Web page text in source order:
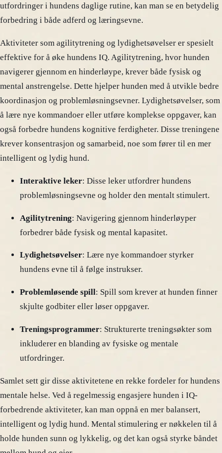
utfordringer i hundens daglige rutine, kan man se en betydelig
forbedring i både adferd og læringsevne.
Aktiviteter som agilitytrening og lydighetsøvelser er spesielt
effektive for å øke hundens IQ. Agilitytrening, hvor hunden
navigerer gjennom en hinderløype, krever både fysisk og
mental anstrengelse. Dette hjelper hunden med å utvikle bedre
koordinasjon og problemløsningsevner. Lydighetsøvelser, som
å lære nye kommandoer eller utføre komplekse oppgaver, kan
også forbedre hundens kognitive ferdigheter. Disse treningene
krever konsentrasjon og samarbeid, noe som fører til en mer
intelligent og lydig hund.
Interaktive leker: Disse leker utfordrer hundens
problemløsningsevne og holder den mentalt stimulert.
Agilitytrening: Navigering gjennom hinderløyper
forbedrer både fysisk og mental kapasitet.
Lydighetsøvelser: Lære nye kommandoer styrker
hundens evne til å følge instrukser.
Problemløsende spill: Spill som krever at hunden finner
skjulte godbiter eller løser oppgaver.
Treningsprogrammer: Strukturerte treningsøkter som
inkluderer en blanding av fysiske og mentale
utfordringer.
Samlet sett gir disse aktivitetene en rekke fordeler for hundens
mentale helse. Ved å regelmessig engasjere hunden i IQ-
forbedrende aktiviteter, kan man oppnå en mer balansert,
intelligent og lydig hund. Mental stimulering er nøkkelen til å
holde hunden sunn og lykkelig, og det kan også styrke båndet